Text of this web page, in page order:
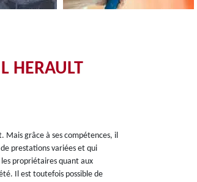
HERAULT
Mais grâce à ses compétences, il
prestations variées et qui
propriétaires quant aux
Il est toutefois possible de